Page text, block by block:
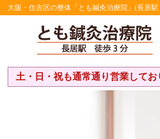
大阪・住吉区の整体「とも鍼灸治療院」(長居
土・日・祝も通常通り営業してお